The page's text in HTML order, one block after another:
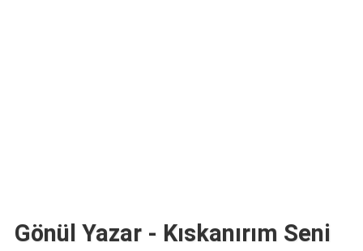
Gönül Yazar - Kıskanırım Seni